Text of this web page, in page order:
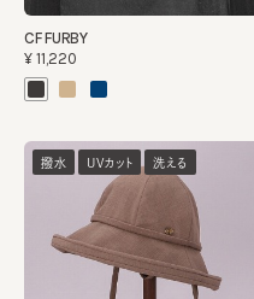
CF FURBY
¥11,220
撥水 UVカット 洗える